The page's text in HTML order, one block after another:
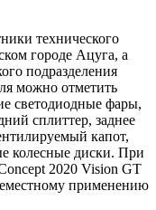
технического
городе Ацуга, а
подразделения
можно отметить
светодиодные фары,
сплиттер, заднее
капот,
колесные диски. При
2020 Vision GT
применению